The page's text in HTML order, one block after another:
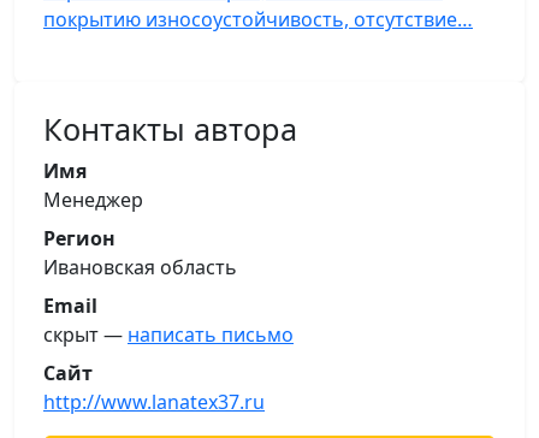
покрытию износоустойчивость, отсутствие…
Контакты автора
Имя
Менеджер
Регион
Ивановская область
Email
скрыт — написать письмо
Сайт
http://www.lanatex37.ru